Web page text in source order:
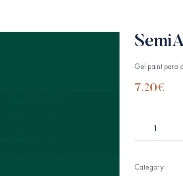
Gel paint para
7.20€
Category: